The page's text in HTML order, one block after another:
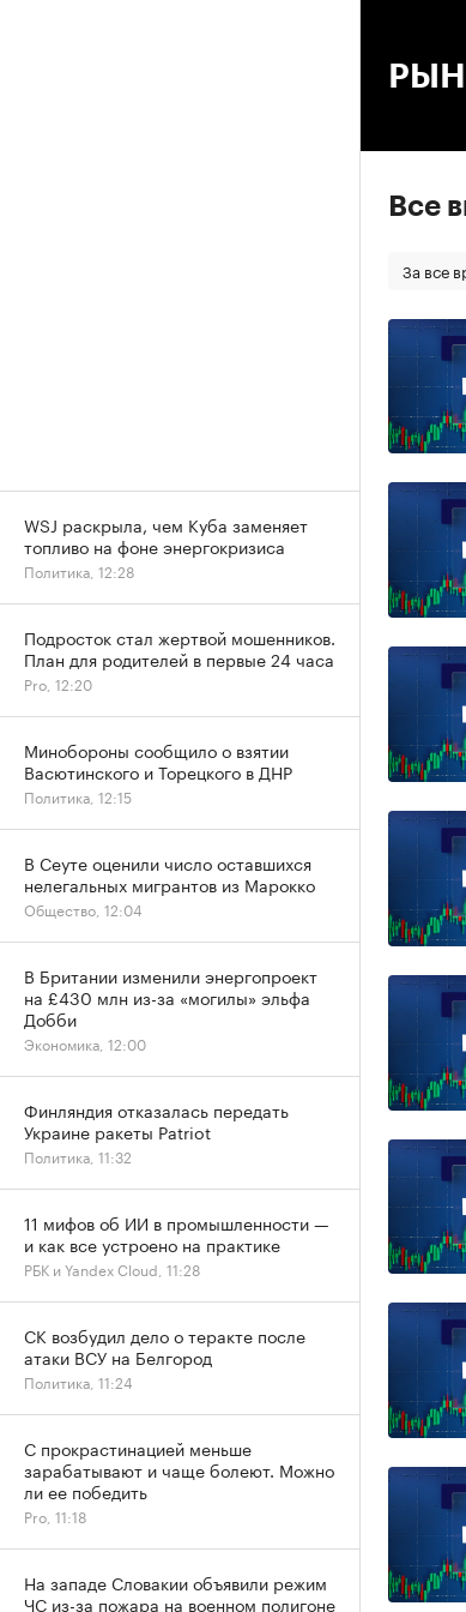
Все
За все
WSJ раскрыла, чем Куба заменяет
топливо на фоне энергокризиса
Политика, 12:28
Подросток стал жертвой мошенников.
План для родителей в первые 24 часа
Pro, 12:20
Минобороны сообщило о взятии
Васютинского и Торецкого в ДНР
Политика, 12:15
В Сеуте оценили число оставшихся
нелегальных мигрантов из Марокко
Общество, 12:04
В Британии изменили энергопроект
на £430 млн из-за «могилы» эльфа
Добби
Экономика, 12:00
Финляндия отказалась передать
Украине ракеты Patriot
Политика, 11:32
11 мифов об ИИ в промышленности —
и как все устроено на практике
РБК и Yandex Cloud, 11:28
СК возбудил дело о теракте после
атаки ВСУ на Белгород
Политика, 11:24
С прокрастинацией меньше
зарабатывают и чаще болеют. Можно
ли ее победить
Pro, 11:18
На западе Словакии объявили режим
ЧС из-за пожара на военном полигоне